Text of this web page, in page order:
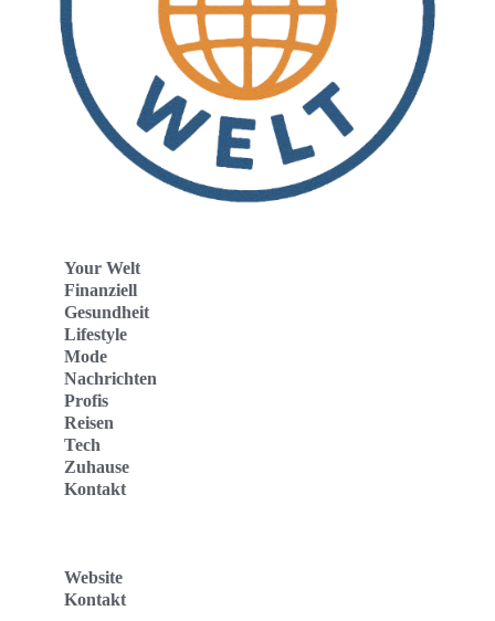
Your Welt
Finanziell
Gesundheit
Lifestyle
Mode
Nachrichten
Profis
Reisen
Tech
Zuhause
Kontakt
Website
Kontakt